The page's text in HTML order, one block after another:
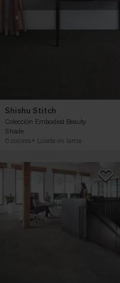
Shishu Stitch
Colección Embodied Beauty
Shade
6 colores
Loseta en lama